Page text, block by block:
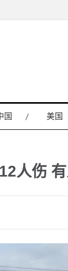
国 美国
人伤